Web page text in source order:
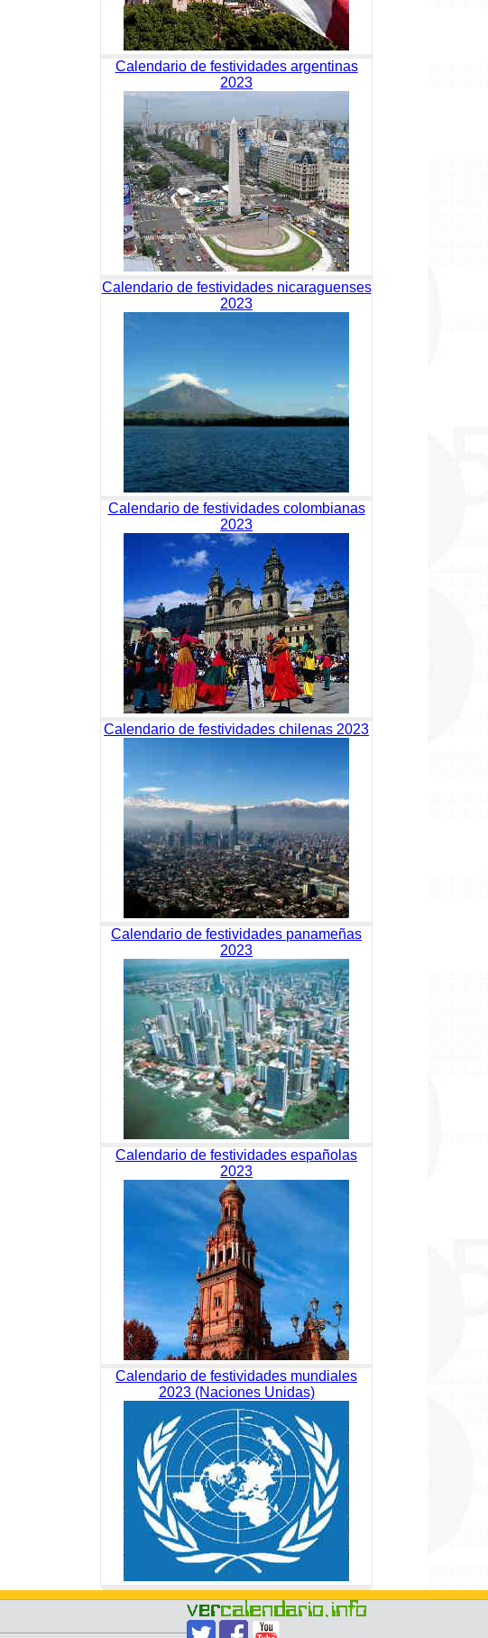
Calendario de festividades argentinas
2023
Calendario de festividades nicaraguenses
2023
Calendario de festividades colombianas
2023
Calendario de festividades chilenas 2023
Calendario de festividades panameñas
2023
Calendario de festividades españolas
2023
Calendario de festividades mundiales
2023 (Naciones Unidas)